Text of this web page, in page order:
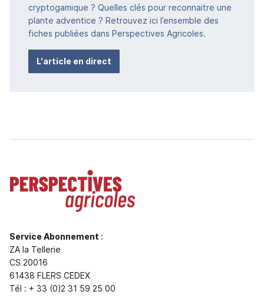
cryptogamique ? Quelles clés pour reconnaitre une
plante adventice ? Retrouvez ici l’ensemble des
fiches publiées dans Perspectives Agricoles.
L'article en direct
Service Abonnement :
ZA la Tellerie
CS 20016
61438 FLERS CEDEX
Tél : + 33 (0)2 31 59 25 00